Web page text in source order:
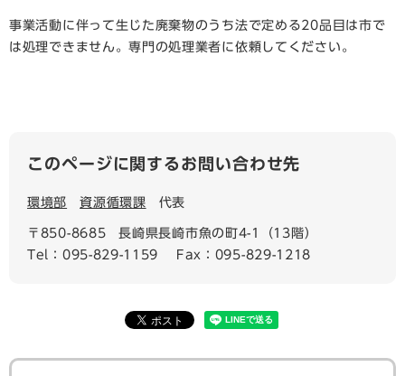
事業活動に伴って生じた廃棄物のうち法で定める20品目は市で
は処理できません。専門の処理業者に依頼してください。
このページに関するお問い合わせ先
環境部 資源循環課 代表
〒850-8685
長崎県長崎市魚の町4-1（13階）
Tel：095-829-1159
Fax：095-829-1218